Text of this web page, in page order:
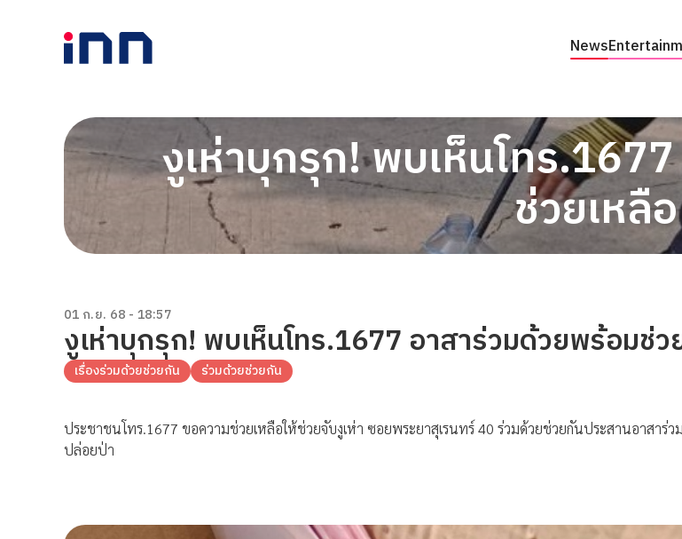
News
งูเห่าบุกรุก! พบเห็นโทร
ช่วยเหลือ
01 ก.ย. 68 - 18:57
งูเห่าบุกรุก! พบเห็นโทร.1677 อาสาร่วมด้วยพร้อมช่ว
เรื่องร่วมด้วยช่วยกัน ร่วมด้วยช่วยกัน
ประชาชนโทร.1677 ขอความช่วยเหลือให้ช่วยจับงูเห่า ซอยพระยาสุเรนทร์ 40 ร่วมด้วยช่วยกันประสานอาสาร่ว
ปล่อยป่า